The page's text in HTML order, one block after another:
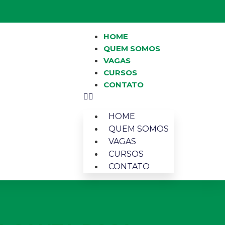
HOME
QUEM SOMOS
VAGAS
CURSOS
CONTATO
HOME
QUEM SOMOS
VAGAS
CURSOS
CONTATO